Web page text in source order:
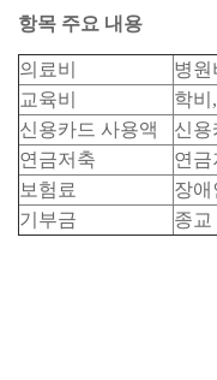
항목 주요 내용
의료비
병원
교육비
학비
신용카드 사용액
신용
연금저축
연금
보험료
장애
기부금
종교